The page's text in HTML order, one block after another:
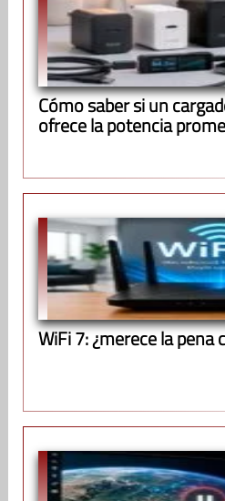
Cómo saber si un
ofrece la potencia
WiFi 7: ¿merece la